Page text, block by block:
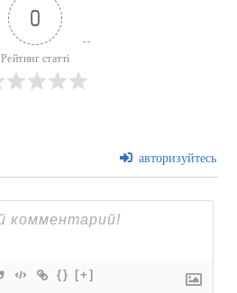
0
Рейтинг статті
авторизуйтесь
{} [+]